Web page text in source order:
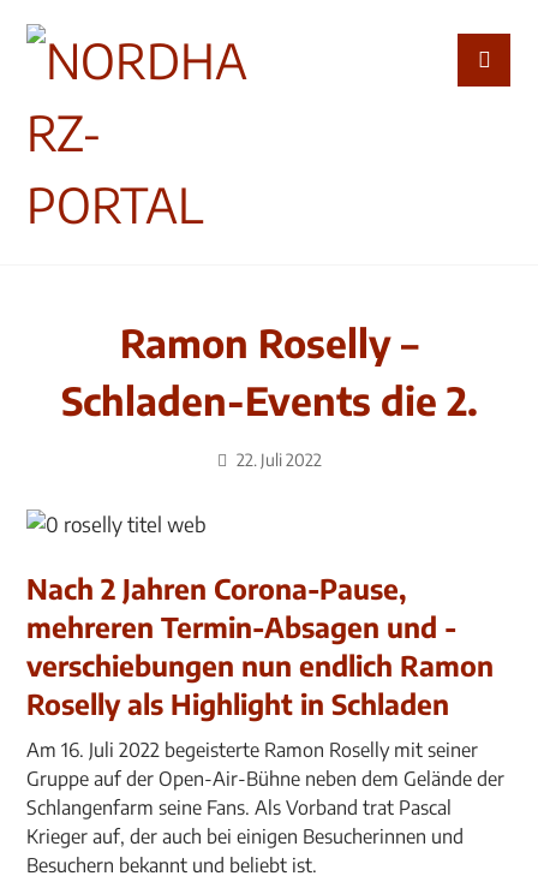
Ramon Roselly –
Schladen-Events die 2.
22. Juli 2022
Nach 2 Jahren Corona-Pause,
mehreren Termin-Absagen und -
verschiebungen nun endlich Ramon
Roselly als Highlight in Schladen
Am 16. Juli 2022 begeisterte Ramon Roselly mit seiner
Gruppe auf der Open-Air-Bühne neben dem Gelände der
Schlangenfarm seine Fans. Als Vorband trat Pascal
Krieger auf, der auch bei einigen Besucherinnen und
Besuchern bekannt und beliebt ist.